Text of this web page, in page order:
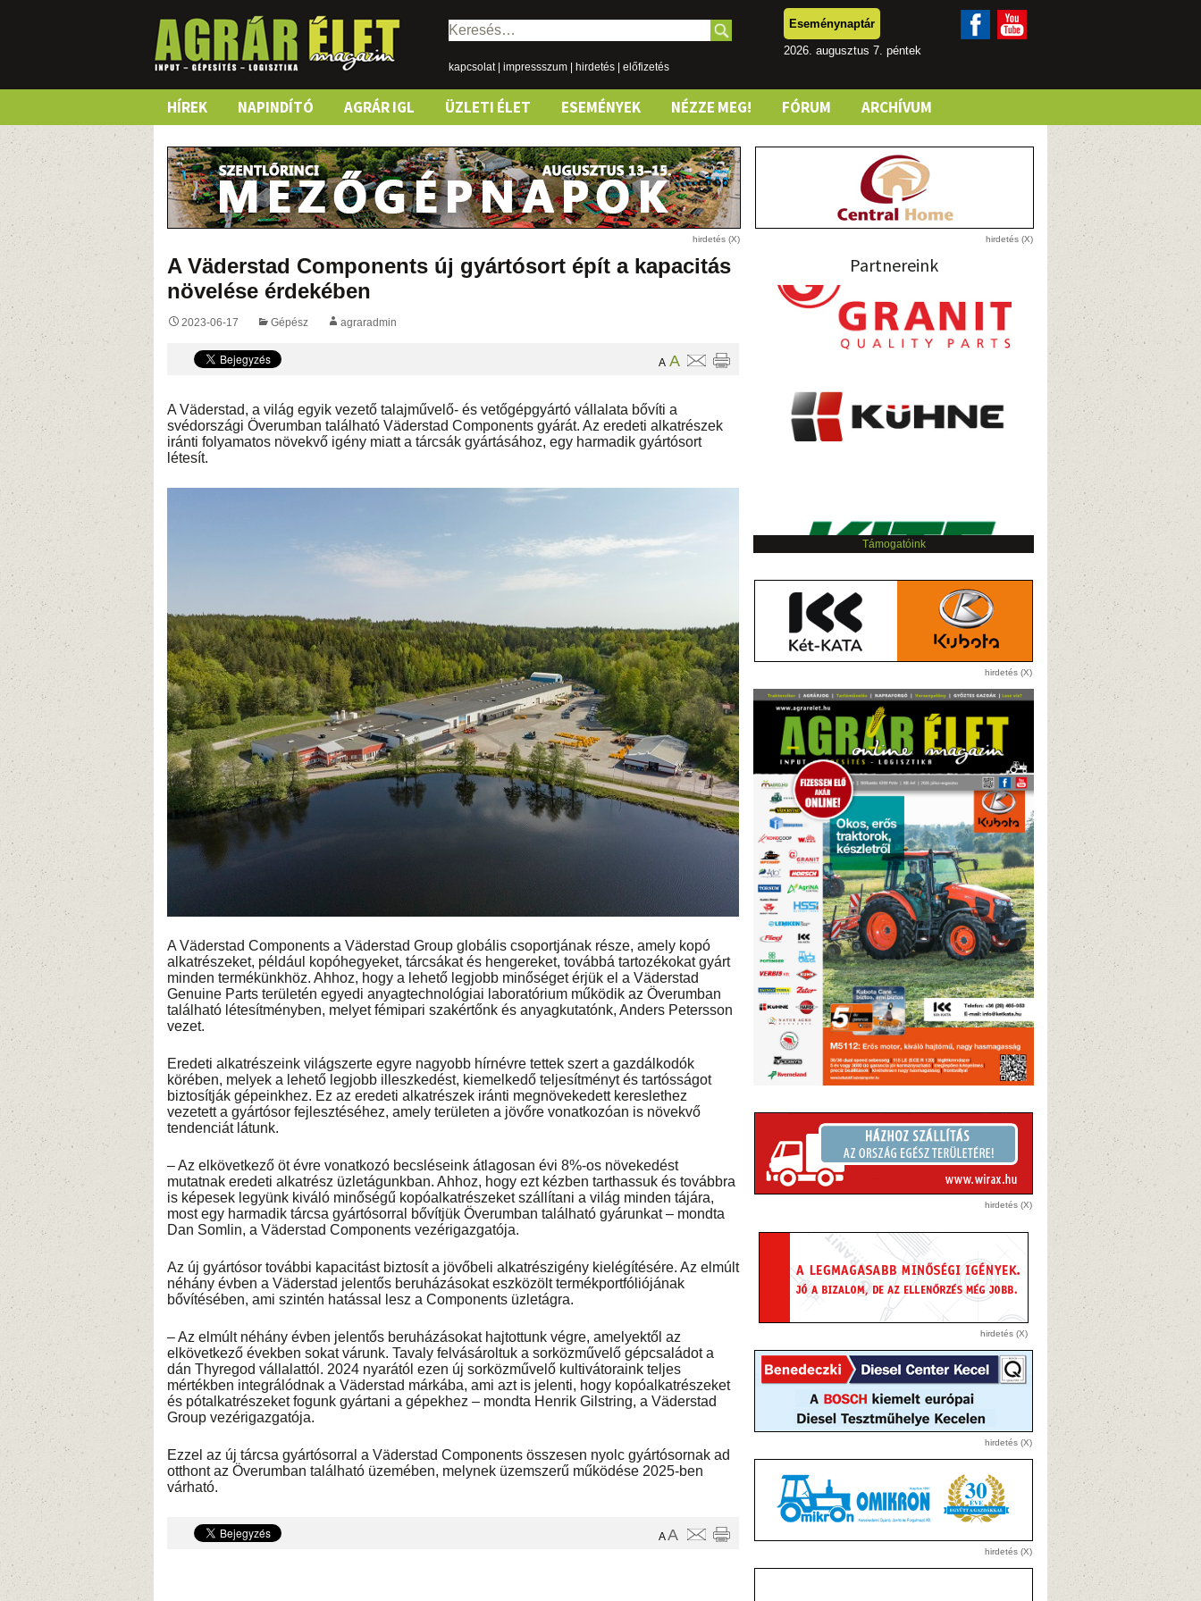
Keresés:
kapcsolat| impressszum hirdetés előfizetés
Eseménynaptár
2026. augusztus 7. péntek
Skip
content
HÍREK NAPINDÍTÓ AGRÁR IGL ÜZLETI ÉLET ESEMÉNYEK NÉZZE MEG! FÓRUM ARCHÍVUM
A Väderstad Components új gyártósort épít a kapacitás
növelése érdekében
2023-06-17 Gépész agraradmin
A A
A Väderstad, a világ egyik vezető talajművelő- és vetőgépgyártó vállalata bővíti a
svédországi Överumban található Väderstad Components gyárát. Az eredeti alkatrészek
iránti folyamatos növekvő igény miatt a tárcsák gyártásához, egy harmadik gyártósort
létesít.
A Väderstad Components a Väderstad Group globális csoportjának része, amely kopó
alkatrészeket, például kopóhegyeket, tárcsákat és hengereket, továbbá tartozékokat gyárt
minden termékünkhöz. Ahhoz, hogy a lehető legjobb minőséget érjük el a Väderstad
Genuine Parts területén egyedi anyagtechnológiai laboratórium működik az Överumban
található létesítményben, melyet fémipari szakértőnk és anyagkutatónk, Anders Petersson
vezet.
Eredeti alkatrészeink világszerte egyre nagyobb hírnévre tettek szert a gazdálkodók
körében, melyek a lehető legjobb illeszkedést, kiemelkedő teljesítményt és tartósságot
biztosítják gépeinkhez. Ez az eredeti alkatrészek iránti megnövekedett kereslethez
vezetett a gyártósor fejlesztéséhez, amely területen a jövőre vonatkozóan is növekvő
tendenciát látunk.
– Az elkövetkező öt évre vonatkozó becsléseink átlagosan évi 8%-os növekedést
mutatnak eredeti alkatrész üzletágunkban. Ahhoz, hogy ezt kézben tarthassuk és továbbra
is képesek legyünk kiváló minőségű kopóalkatrészeket szállítani a világ minden tájára,
most egy harmadik tárcsa gyártósorral bővítjük Överumban található gyárunkat – mondta
Dan Somlin, a Väderstad Components vezérigazgatója.
Az új gyártósor további kapacitást biztosít a jövőbeli alkatrészigény kielégítésére. Az elmúlt
néhány évben a Väderstad jelentős beruházásokat eszközölt termékportfóliójának
bővítésében, ami szintén hatással lesz a Components üzletágra.
– Az elmúlt néhány évben jelentős beruházásokat hajtottunk végre, amelyektől az
elkövetkező években sokat várunk. Tavaly felvásároltuk a sorközművelő gépcsaládot a
dán Thyregod vállalattól. 2024 nyarától ezen új sorközművelő kultivátoraink teljes
mértékben integrálódnak a Väderstad márkába, ami azt is jelenti, hogy kopóalkatrészeket
és pótalkatrészeket fogunk gyártani a gépekhez – mondta Henrik Gilstring, a Väderstad
Group vezérigazgatója.
Ezzel az új tárcsa gyártósorral a Väderstad Components összesen nyolc gyártósornak ad
otthont az Överumban található üzemében, melynek üzemszerű működése 2025-ben
várható.
A A
Partnereink